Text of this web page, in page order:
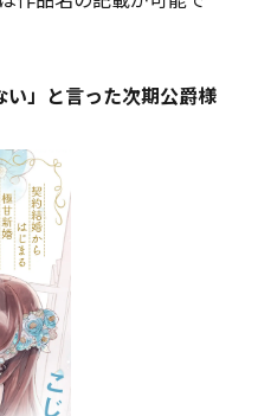
い」と言った次期公爵様